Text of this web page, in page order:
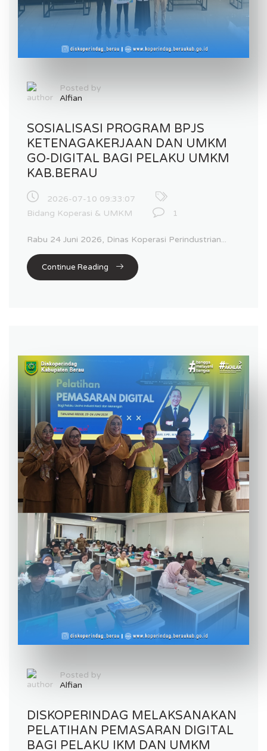
Posted by
Alfian
SOSIALISASI PROGRAM BPJS
KETENAGAKERJAAN DAN UMKM
GO-DIGITAL BAGI PELAKU UMKM
KAB.BERAU
2026-07-10 09:33:07
Bidang Koperasi & UMKM
1
Rabu 24 Juni 2026, Dinas Koperasi Perindustrian...
Continue Reading
Posted by
Alfian
DISKOPERINDAG MELAKSANAKAN
PELATIHAN PEMASARAN DIGITAL
BAGI PELAKU IKM DAN UMKM